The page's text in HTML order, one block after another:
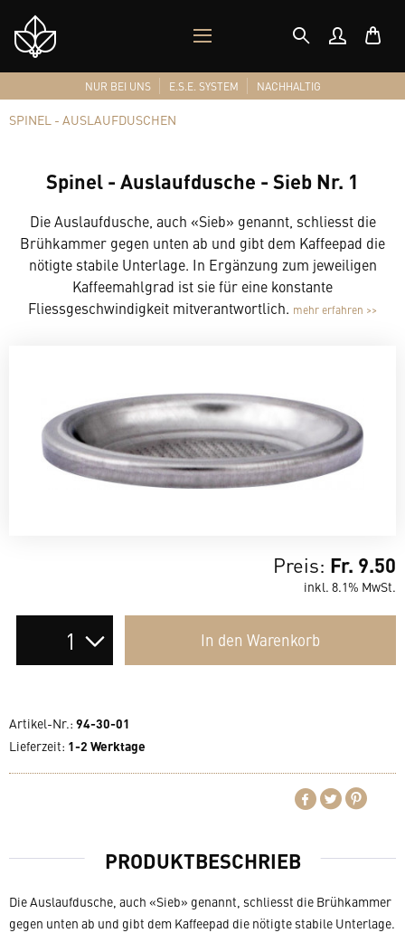
Shop
Logo
MOBILES
MENÜ
NUR BEI UNS E.S.E. SYSTEM NACHHALTIG
SPINEL - AUSLAUFDUSCHEN
Spinel - Auslaufdusche - Sieb Nr. 1
Die Auslaufdusche, auch «Sieb» genannt, schliesst die
Brühkammer gegen unten ab und gibt dem Kaffeepad die
nötigte stabile Unterlage. In Ergänzung zum jeweiligen
Kaffeemahlgrad ist sie für eine konstante
Fliessgeschwindigkeit mitverantwortlich. mehr erfahren >>
Preis: Fr. 9.50
inkl. 8.1% MwSt.
In den Warenkorb
Artikel-Nr.: 94-30-01
Lieferzeit: 1-2 Werktage
PRODUKTBESCHRIEB
Die Auslaufdusche, auch «Sieb» genannt, schliesst die Brühkammer
gegen unten ab und gibt dem Kaffeepad die nötigte stabile Unterlage.